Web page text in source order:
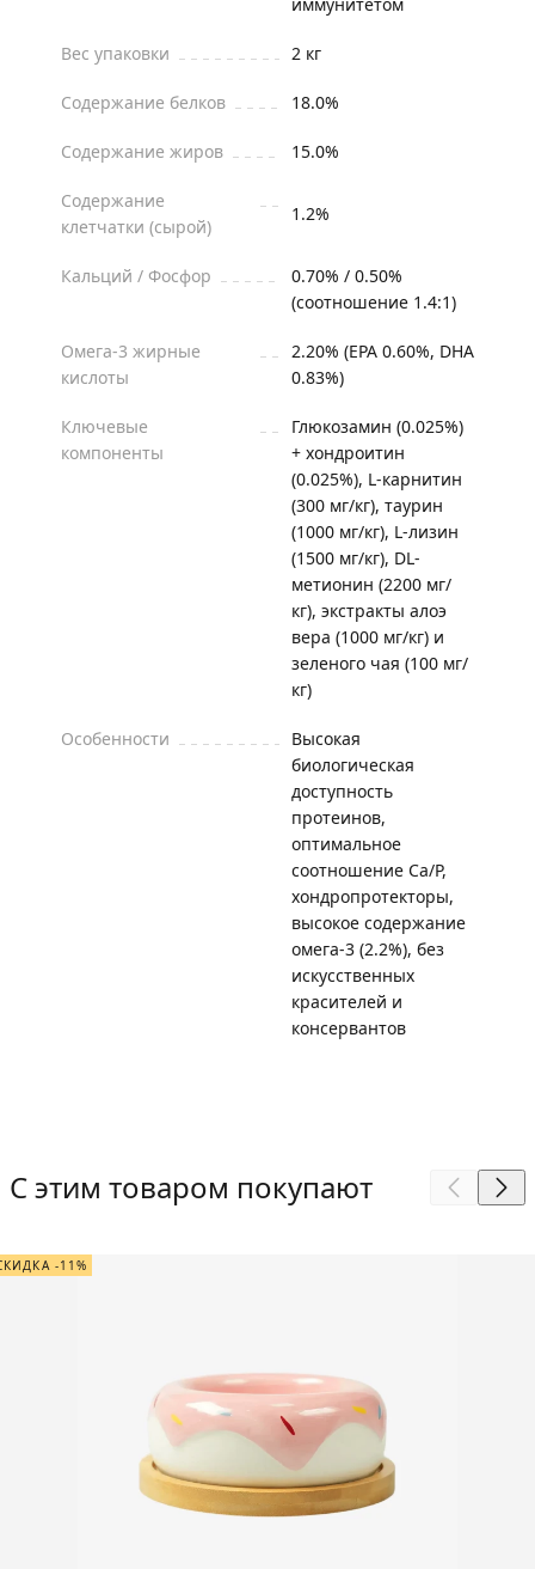
Вес упаковки 2 кг
Содержание белков 18.0%
Содержание жиров 15.0%
Содержание
клетчатки (сырой)
1.2%
Кальций / Фосфор
0.70% / 0.50%
(соотношение 1.4:1)
Омега-3 жирные
кислоты
2.20% (EPA 0.60%, DHA
0.83%)
Ключевые
компоненты
Глюкозамин (0.025%)
+ хондроитин
(0.025%), L-карнитин
(300 мг/кг), таурин
(1000 мг/кг), L-лизин
(1500 мг/кг), DL-
метионин (2200 мг/
кг), экстракты алоэ
вера (1000 мг/кг) и
зеленого чая (100 мг/
кг)
Особенности
Высокая
биологическая
доступность
протеинов,
оптимальное
соотношение Ca/P,
хондропротекторы,
высокое содержание
омега-3 (2.2%), без
искусственных
красителей и
консервантов
С этим товаром покупают
-11%